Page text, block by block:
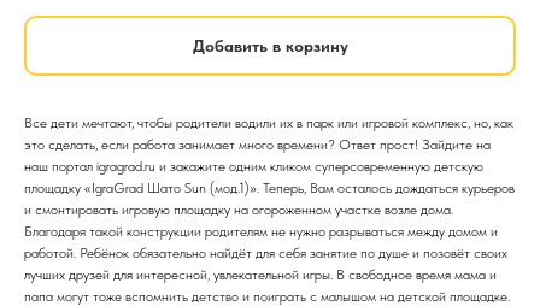
Добавить в корзину
Все дети мечтают, чтобы родители водили их в парк или игровой комплекс, но, как
это сделать, если работа занимает много времени? Ответ прост! Зайдите на
наш портал igragrad.ru и закажите одним кликом суперсовременную детскую
площадку «IgraGrad Шато Sun (мод.1)». Теперь, Вам осталось дождаться курьеров
и смонтировать игровую площадку на огороженном участке возле дома.
Благодаря такой конструкции родителям не нужно разрываться между домом и
работой. Ребёнок обязательно найдёт для себя занятие по душе и позовёт своих
лучших друзей для интересной, увлекательной игры. В свободное время мама и
папа могут тоже вспомнить детство и поиграть с малышом на детской площадке.